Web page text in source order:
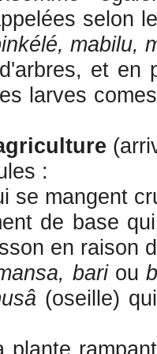
selon
mabilu,
et en
larves
:
se mangent
de base
en raison
bariou
(oseille)
plante